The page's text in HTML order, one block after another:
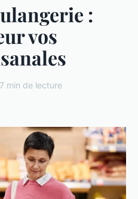
:
vos
min de lecture